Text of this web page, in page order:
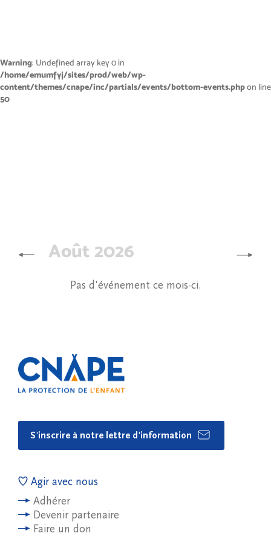
Warning: Undefined array key 0 in
/home/emumfyj/sites/prod/web/wp-
content/themes/cnape/inc/partials/events/bottom-events.phpon line
50
Août 2026
Pas d'événement ce mois-ci.
S'inscrire à notre lettre d'information
Agir avec nous
Adhérer
Devenir partenaire
Faire un don